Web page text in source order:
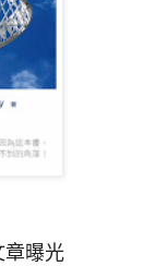
章曝光